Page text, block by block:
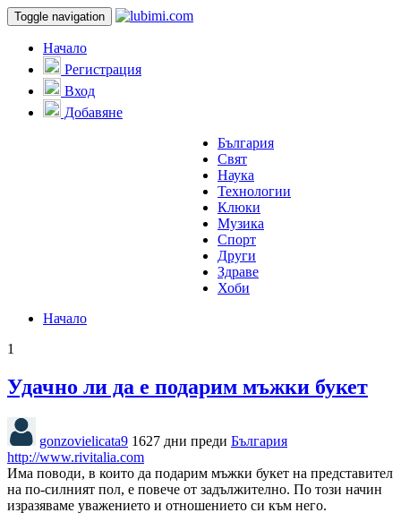
Toggle navigation
Начало
Регистрация
Вход
Добавяне
България
Свят
Наука
Технологии
Клюки
Музика
Спорт
Други
Здраве
Хоби
Начало
1
Удачно ли да е подарим мъжки букет
gonzovielicata9 1627 дни преди България
http://www.rivitalia.com
Има поводи, в които да подарим мъжки букет на представител
на по-силният пол, е повече от задължително. По този начин
изразяваме уважението и отношението си към него.